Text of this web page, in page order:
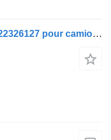
Manette de commande Renault 22326127 pour camion Renault T (2013-)